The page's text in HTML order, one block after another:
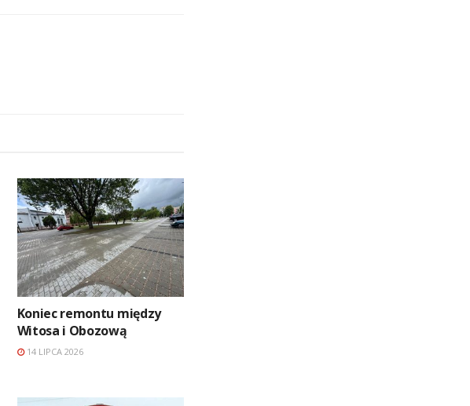
Koniec remontu między
Witosa i Obozową
14 LIPCA 2026